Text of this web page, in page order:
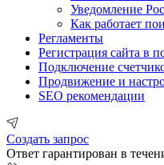
Уведомление
Как работает
Регламенты
Регистрация сайта в
Подключение
Продвижение и
SEO рекомендации
Создать запрос
Ответ гарантирован в